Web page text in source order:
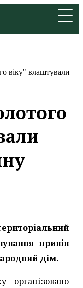
віку" влаштували
привів
дім.
організовано